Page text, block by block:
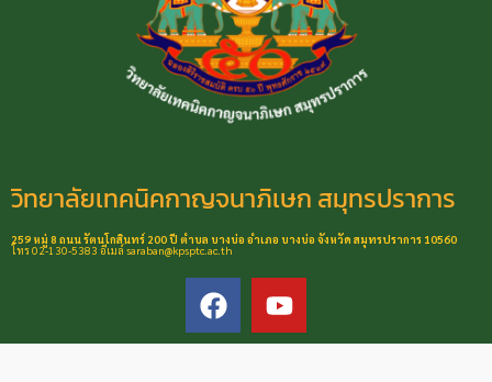
วิทยาลัยเทคนิคกาญจนาภิเษก สมุทรปราการ
259 หมู่ 8 ถนน รัตนโกสินทร์ 200 ปี ตำบล บางบ่อ อำเภอ บางบ่อ จังหวัด สมุทรปราการ 10560
โทร 02-130-5383 อีเมล์ saraban@kpsptc.ac.th